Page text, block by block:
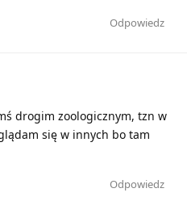
Odpowiedz
drogim zoologicznym, tzn w
się w innych bo tam
Odpowiedz